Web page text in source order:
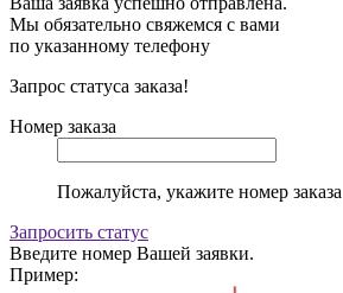
Мы обязательно свяжемся с вами
по указанному телефону
Запрос статуса заказа!
Номер заказа
Пожалуйста, укажите номер заказа
Запросить статус
Введите номер Вашей заявки.
Пример: